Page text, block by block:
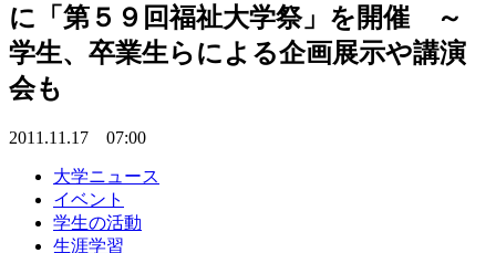
に「第５９回福祉大学祭」を開催 ～
学生、卒業生らによる企画展示や講演
会も
2011.11.17 07:00
大学ニュース
イベント
学生の活動
生涯学習